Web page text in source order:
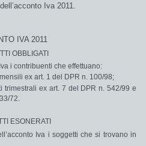
Iva 2011.
IVA 2011
OBBLIGATI
i contribuenti che effettuano:
ex art. 1 del DPR n. 100/98;
trimestrali ex art. 7 del DPR n. 542/99 e
72.
ESONERATI
Iva i soggetti che si trovano in